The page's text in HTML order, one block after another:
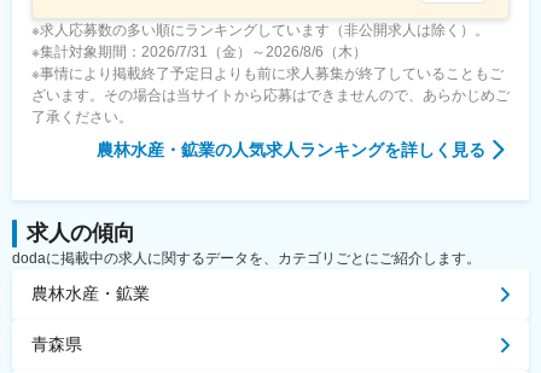
※求人応募数の多い順にランキングしています（非公開求人は除く）。
※集計対象期間：2026/7/31（金）～2026/8/6（木）
※事情により掲載終了予定日よりも前に求人募集が終了していることもご
ざいます。その場合は当サイトから応募はできませんので、あらかじめご
了承ください。
農林水産・鉱業の人気求人ランキングを詳しく見る
求人の傾向
dodaに掲載中の求人に関するデータを、カテゴリごとにご紹介します。
農林水産・鉱業
青森県